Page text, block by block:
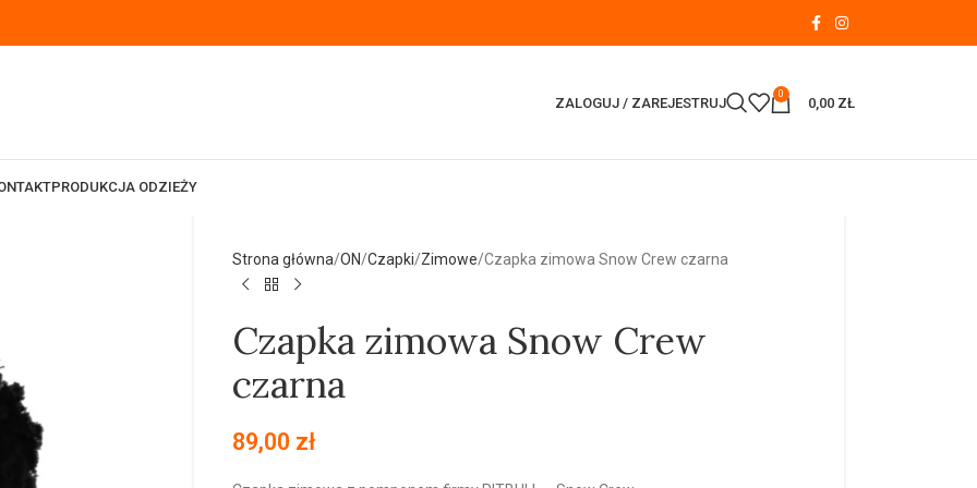
ZALOGUJ / ZAREJESTRUJ
0
0,00 ZŁ
PRODUKCJA ODZIEŻY
Strona główna ON Czapki Zimowe Czapka zimowa Snow Crew czarna
Czapka zimowa Snow Crew
czarna
89,00 zł